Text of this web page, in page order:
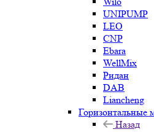
UNIPUMP
LEO
CNP
Ebara
WellMix
Ридан
DAB
Liancheng
Горизонтальные
Назад